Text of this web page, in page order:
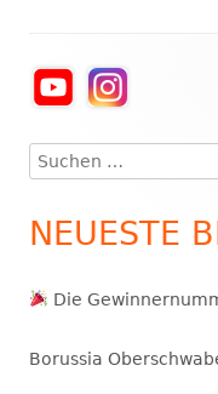
Haupt-
Seitenleiste
Suchen
nach:
NEUESTE
Die
Borussia